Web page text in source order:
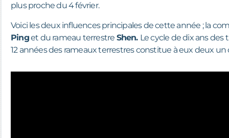
plus proche du 4 février.
Voici les deux influences principales de cette année ; la
Pinget du rameau terrestre Shen. Le cycle de dix ans des
12 années des rameaux terrestres constitue à eux deux un